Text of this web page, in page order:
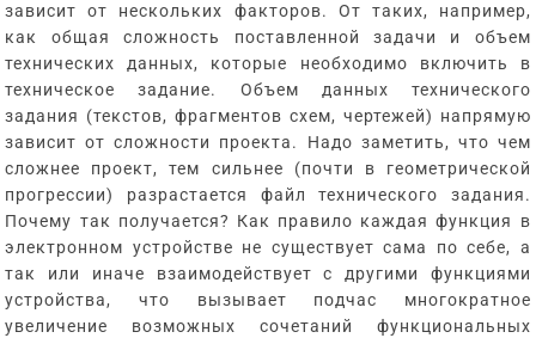
зависит от нескольких факторов. От таких, например,
как общая сложность поставленной задачи и объем
технических данных, которые необходимо включить в
техническое задание. Объем данных технического
задания (текстов, фрагментов схем, чертежей) напрямую
зависит от сложности проекта. Надо заметить, что чем
сложнее проект, тем сильнее (почти в геометрической
прогрессии) разрастается файл технического задания.
Почему так получается? Как правило каждая функция в
электронном устройстве не существует сама по себе, а
так или иначе взаимодействует с другими функциями
устройства, что вызывает подчас многократное
увеличение возможных сочетаний функциональных